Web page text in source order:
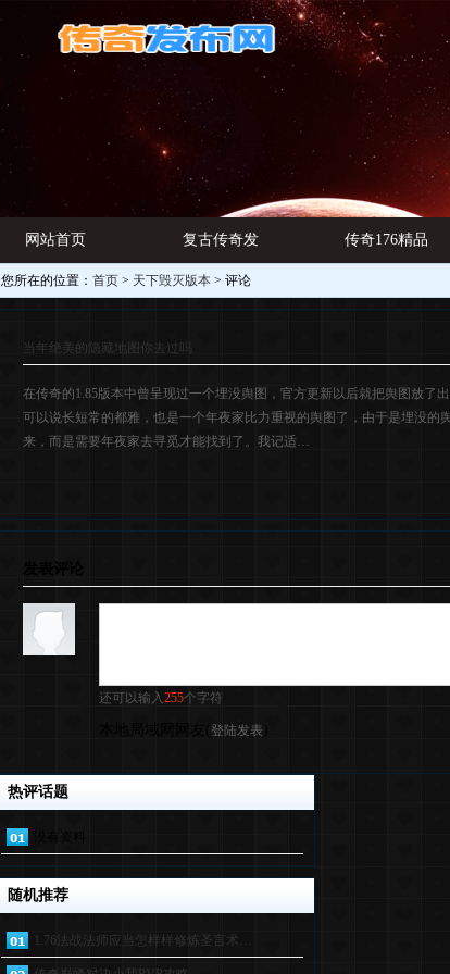
网站首页 复古传奇发
布网
传奇176精品
游戏资讯
您所在的位置： 首页 > 天下毁灭版本 > 评论
当年绝美的隐藏地图你去过吗
在传奇的1.85版本中曾呈现过一个埋没舆图，官方更新以后就把舆图放了
可以说长短常的都雅，也是一个年夜家比力重视的舆图了，由于是埋没的
来，而是需要年夜家去寻觅才能找到了。我记适…
发表评论
还可以输入255个字符
登陆发表
热评话题
随机推荐
1.76法战法师应当怎样样修炼圣言术…